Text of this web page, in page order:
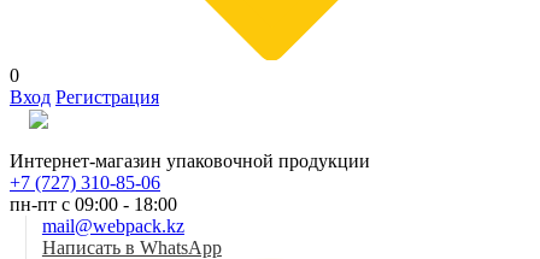
0
Вход Регистрация
Интернет-магазин упаковочной продукции
+7 (727) 310-85-06
пн-пт с 09:00 - 18:00
mail@webpack.kz
Написать в WhatsApp